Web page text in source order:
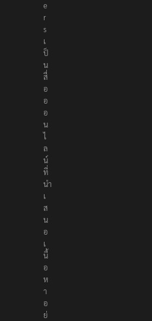
e
r
s
เ
ป็
น
สื่
อ
อ
อ
น
ไ
ล
น์
ที่
นำ
เ
ส
น
อ
เ
นื้
อ
ห
า
อ
ย่